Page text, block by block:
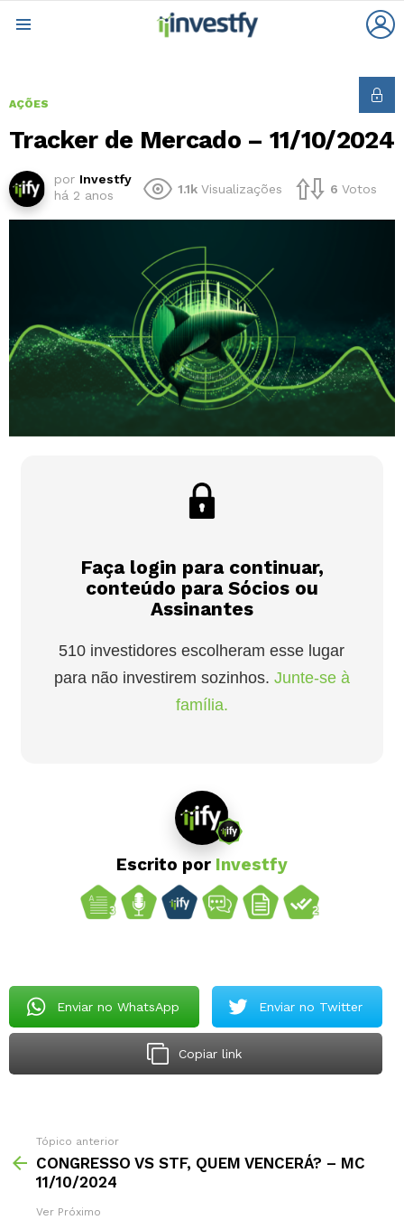
AÇÕES
Tracker de Mercado – 11/10/2024
por Investfy
há 2 anos
1.1k Visualizações 6 Votos
Faça login para continuar,
conteúdo para Sócios ou
Assinantes
510 investidores escolheram esse lugar
para não investirem sozinhos. Junte-se à
família.
Escrito por Investfy
Enviar no WhatsApp Enviar no Twitter
Copiar link
Tópico anterior
CONGRESSO VS STF, QUEM VENCERÁ? – MC
11/10/2024
Ver Próximo